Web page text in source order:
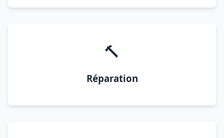
🔨
Réparation